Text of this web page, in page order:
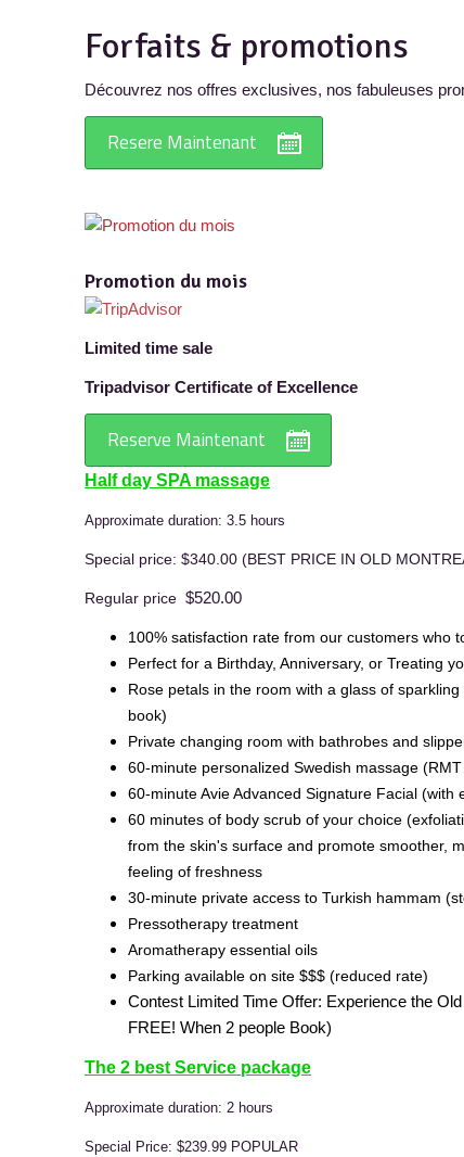
Forfaits & promotions
Découvrez nos offres exclusives, nos fabuleuses
Resere Maintenant
Promotion du mois
Limited time sale
Tripadvisor Certificate of Excellence
Reserve Maintenant
Half day SPA massage
Approximate duration: 3.5 hours
Special price: $340.00 (BEST PRICE IN OLD
Regular price $520.00
100% satisfaction rate from our customers who
Perfect for a Birthday, Anniversary, or Treating
Rose petals in the room with a glass of
book)
Private changing room with bathrobes and
60-minute personalized Swedish massage
60-minute Avie Advanced Signature Facial (with
60 minutes of body scrub of your choice
from the skin's surface and promote smoother,
feeling of freshness
30-minute private access to Turkish hammam
Pressotherapy treatment
Aromatherapy essential oils
Parking available on site $$$ (reduced rate)
Contest Limited Time Offer: Experience the
FREE! When 2 people Book)
The 2 best Service package
Approximate duration: 2 hours
Special Price: $239.99 POPULAR